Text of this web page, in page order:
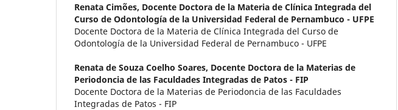
Renata Cimões, Docente Doctora de la Materia de Clínica Integrada del
Curso de Odontología de la Universidad Federal de Pernambuco - UFPE
Docente Doctora de la Materia de Clínica Integrada del Curso de
Odontología de la Universidad Federal de Pernambuco - UFPE
Renata de Souza Coelho Soares, Docente Doctora de la Materias de
Periodoncia de las Faculdades Integradas de Patos - FIP
Docente Doctora de la Materias de Periodoncia de las Faculdades
Integradas de Patos - FIP